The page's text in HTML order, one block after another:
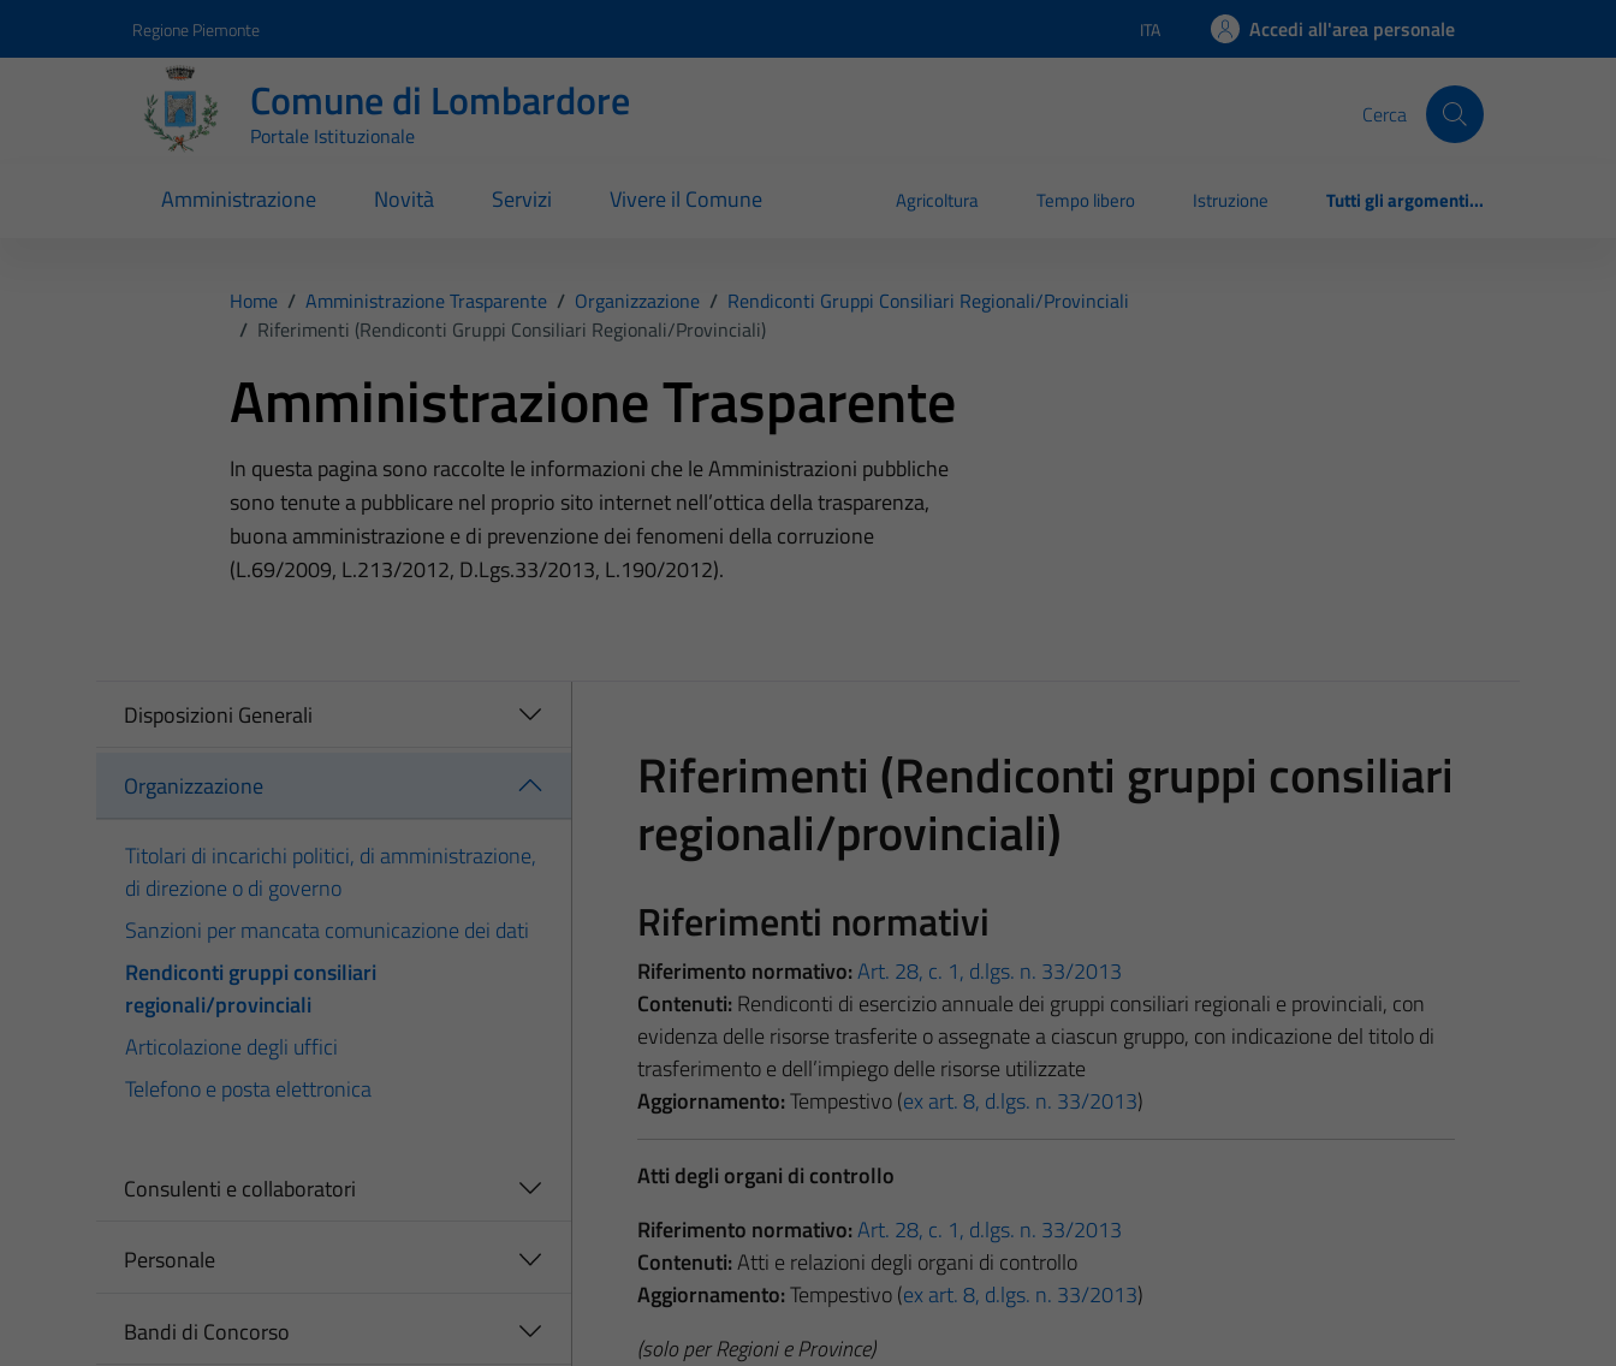
Regione Piemonte Lingua attiva:
ITA Accedi all'area personale
Comune di Lombardore
Portale Istituzionale
Cerca
Amministrazione Novità Servizi Vivere il Comune Agricoltura Tempo libero Istruzione Tutti gli argomenti...
Home / Amministrazione Trasparente / Organizzazione / Rendiconti Gruppi Consiliari Regionali/provinciali
/ Riferimenti (Rendiconti Gruppi Consiliari Regionali/provinciali)
Amministrazione Trasparente
In questa pagina sono raccolte le informazioni che le Amministrazioni pubbliche
sono tenute a pubblicare nel proprio sito internet nell’ottica della trasparenza,
buona amministrazione e di prevenzione dei fenomeni della corruzione
(L.69/2009, L.213/2012, D.Lgs.33/2013, L.190/2012).
Disposizioni Generali
Organizzazione
Titolari di incarichi politici, di amministrazione,
di direzione o di governo
Sanzioni per mancata comunicazione dei dati
Rendiconti gruppi consiliari
regionali/provinciali
Articolazione degli uffici
Telefono e posta elettronica
Consulenti e collaboratori
Personale
Bandi di Concorso
Riferimenti (Rendiconti gruppi consiliari
regionali/provinciali)
Riferimenti normativi
Riferimento normativo:Art. 28, c. 1, d.lgs. n. 33/2013
Contenuti: Rendiconti di esercizio annuale dei gruppi consiliari regionali e provinciali, con
evidenza delle risorse trasferite o assegnate a ciascun gruppo, con indicazione del titolo di
trasferimento e dell’impiego delle risorse utilizzate
Aggiornamento:Tempestivo (ex art. 8, d.lgs. n. 33/2013)
Atti degli organi di controllo
Riferimento normativo:Art. 28, c. 1, d.lgs. n. 33/2013
Contenuti:Atti e relazioni degli organi di controllo
Aggiornamento:Tempestivo (ex art. 8, d.lgs. n. 33/2013)
(solo per Regioni e Province)